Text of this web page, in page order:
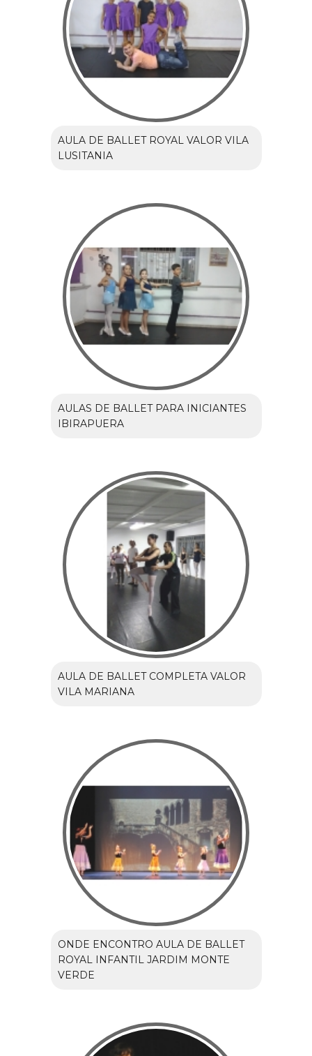
AULA DE BALLET ROYAL VALOR VILA
LUSITANIA
AULAS DE BALLET PARA INICIANTES
IBIRAPUERA
AULA DE BALLET COMPLETA VALOR
VILA MARIANA
ONDE ENCONTRO AULA DE BALLET
ROYAL INFANTIL JARDIM MONTE
VERDE